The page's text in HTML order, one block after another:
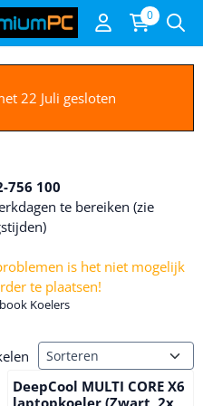
Kies instellingen of sta alle
0
22 Juli gesloten
756 100
te bereiken (zie
is het niet mogelijk
te plaatsen!
Koelers
Sorteermethode
DeepCool MULTI CORE X6
laptopkoeler (Zwart, 2x